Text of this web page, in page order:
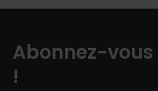
Abonnez-
!